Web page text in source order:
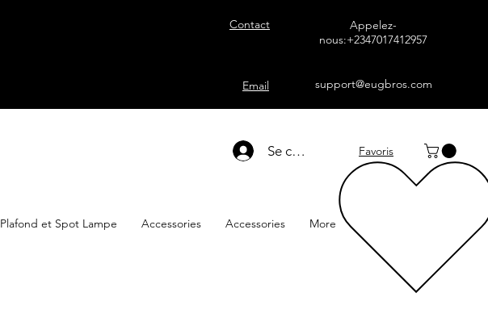
Contact
Email
Appelez-
nous:+2347017412957
support@eugbros.com
Se connecter Favoris
Plafond et Spot Lampe Accessories Accessories More